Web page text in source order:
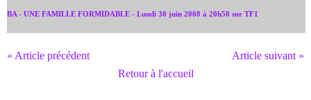
BA - UNE FAMILLE FORMIDABLE - Lundi 30 juin 2008 à 20h50 sur TF1
« Article précédent
Article suivant »
Retour à l'accueil